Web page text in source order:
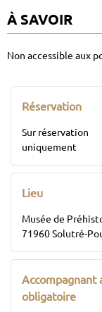
À SAVOIR
Non accessible aux
Réservation
Sur réservation
uniquement
Lieu
Musée de
71960 Solutré-
Accompagnant
obligatoire